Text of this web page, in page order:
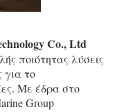
Co., Ltd
ποιότητας λύσεις
για το
Με έδρα στο
Group